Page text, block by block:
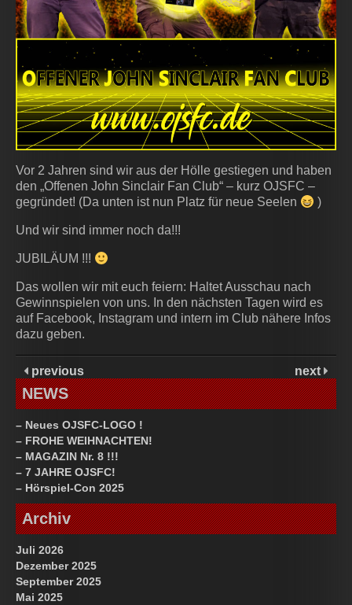
Vor 2 Jahren sind wir aus der Hölle gestiegen und haben
den „Offenen John Sinclair Fan Club“ – kurz OJSFC –
gegründet! (Da unten ist nun Platz für neue Seelen
)
Und wir sind immer noch da!!!
JUBILÄUM !!!
Das wollen wir mit euch feiern: Haltet Ausschau nach
Gewinnspielen von uns. In den nächsten Tagen wird es
auf Facebook, Instagram und intern im Club nähere Infos
dazu geben.
previous next
NEWS
– Neues OJSFC-LOGO !
– FROHE WEIHNACHTEN!
– MAGAZIN Nr. 8 !!!
– 7 JAHRE OJSFC!
– Hörspiel-Con 2025
Archiv
Juli 2026
Dezember 2025
September 2025
Mai 2025